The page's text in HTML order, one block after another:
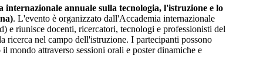
annuale sulla tecnologia, l'istruzione e lo
. L'evento è organizzato dall'Accademia internazionale
e riunisce docenti, ricercatori, tecnologi e professionisti del
ricerca nel campo dell'istruzione. I partecipanti possono
mondo attraverso sessioni orali e poster dinamiche e